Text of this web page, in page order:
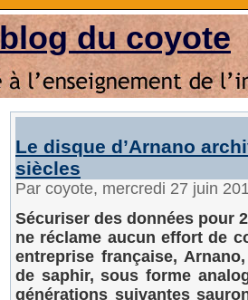
du coyote
Le disque d’Arnano
siècles
Par coyote, mercredi 27 juin
Sécuriser des données pour
ne réclame aucun effort de
entreprise française,
de saphir, sous forme
générations suivantes